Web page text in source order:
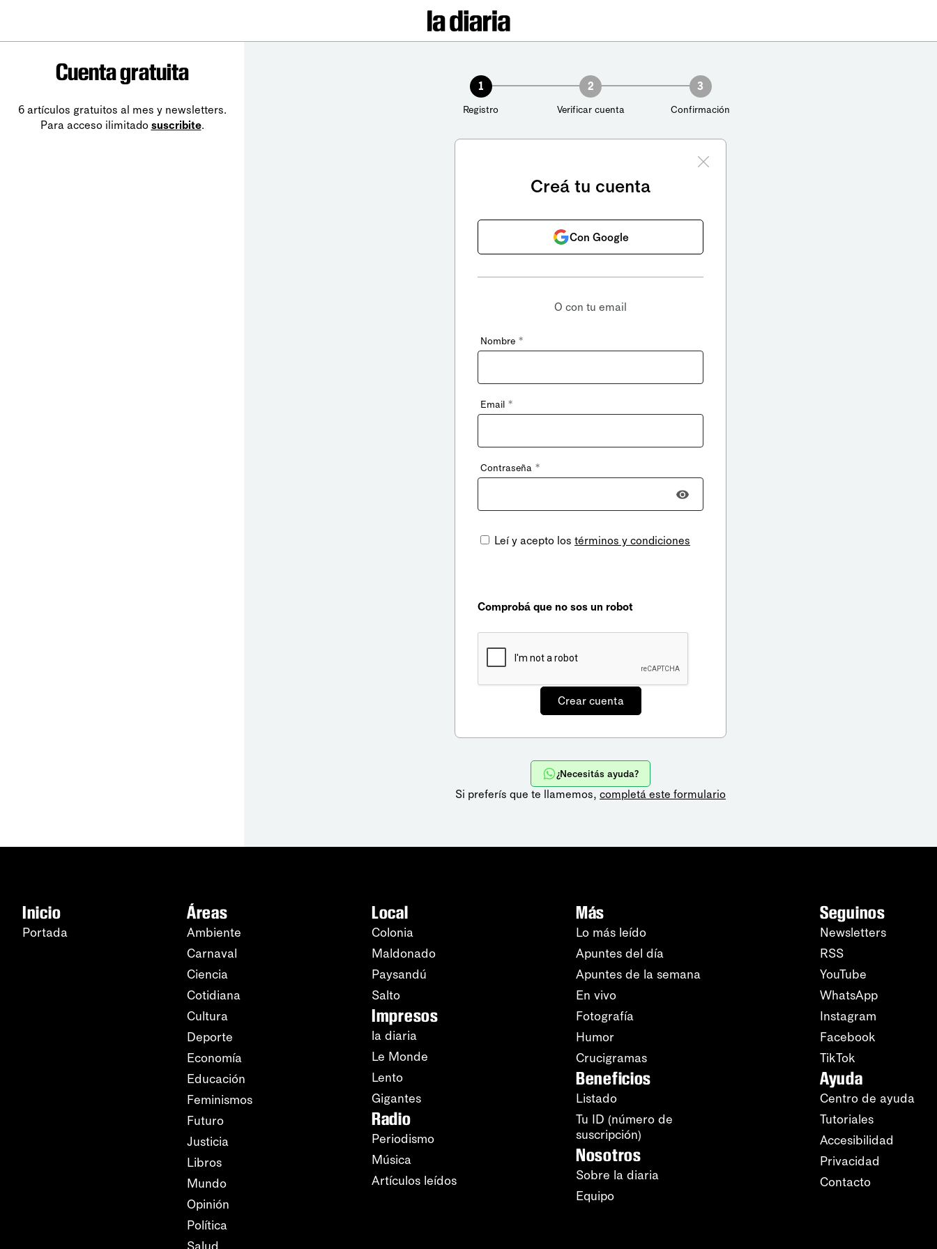
Cuenta gratuita
6 artículos gratuitos al mes y newsletters.
Para acceso ilimitado suscribite.
1
Registro
2
Verificar cuenta
3
Confirmación
Creá tu cuenta
Con Google
O con tu email
Nombre *
Email *
Contraseña *
Leí y acepto los términos y condiciones
Comprobá que no sos un robot
¿Necesitás ayuda?
Si preferís que te llamemos, completá este formulario
Inicio
Portada
Áreas
Ambiente
Carnaval
Ciencia
Cotidiana
Cultura
Deporte
Economía
Educación
Feminismos
Futuro
Justicia
Libros
Mundo
Opinión
Política
Local
Colonia
Maldonado
Paysandú
Salto
Impresos
la diaria
Le Monde
Lento
Gigantes
Radio
Periodismo
Música
Artículos leídos
Más
Lo más leído
Apuntes del día
Apuntes de la semana
En vivo
Fotografía
Humor
Crucigramas
Beneficios
Listado
Tu ID (número de
suscripción)
Nosotros
Sobre la diaria
Equipo
Seguinos
Newsletters
RSS
YouTube
WhatsApp
Instagram
Facebook
TikTok
Ayuda
Centro de ayuda
Tutoriales
Accesibilidad
Privacidad
Contacto